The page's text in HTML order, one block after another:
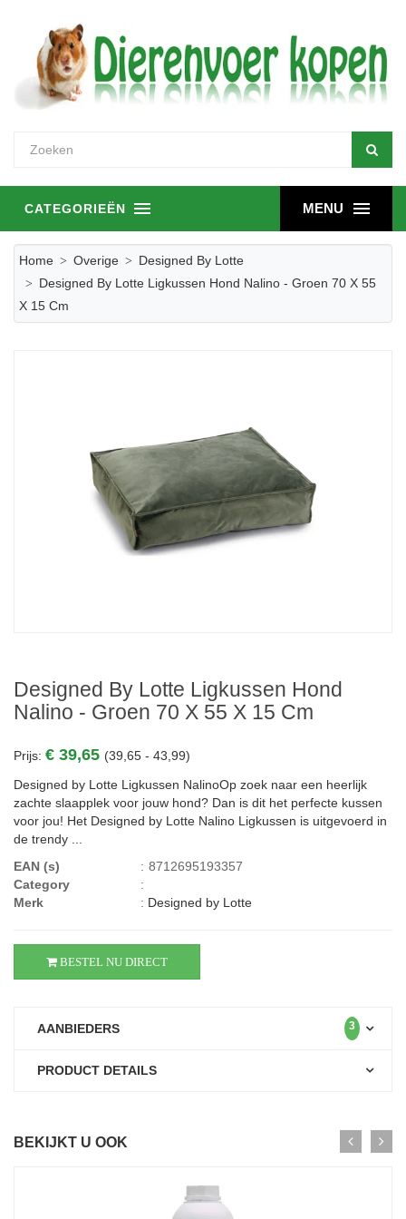
MENU
CATEGORIEËN
Home Overige
Designed By Lotte
Designed By Lotte Ligkussen Hond Nalino - Groen 70 X 55
X 15 Cm
Designed By Lotte Ligkussen Hond
Nalino - Groen 70 X 55 X 15 Cm
Prijs: € 39,65 (39,65 - 43,99)
Designed by Lotte Ligkussen NalinoOp zoek naar een heerlijk
zachte slaapplek voor jouw hond? Dan is dit het perfecte kussen
voor jou! Het Designed by Lotte Nalino Ligkussen is uitgevoerd in
de trendy ...
EAN (s)
: 8712695193357
Category
:
Merk
: Designed by Lotte
BESTEL NU DIRECT
AANBIEDERS 3
PRODUCT DETAILS
BEKIJKT U OOK